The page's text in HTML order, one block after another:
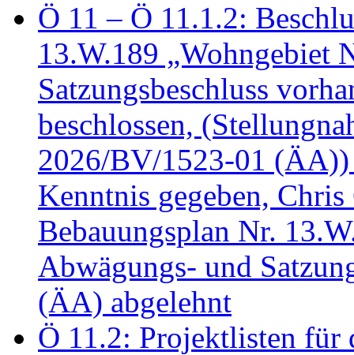
Ö 11 – Ö 11.1.2:
13.W.189 „Wohngebiet
Satzungsbeschluss
beschlossen,
2026/BV/1523-01
Kenntnis gegeben,
Bebauungsplan Nr.
Abwägungs- und
(ÄA) abgelehnt
Ö 11.2: Projektlisten für